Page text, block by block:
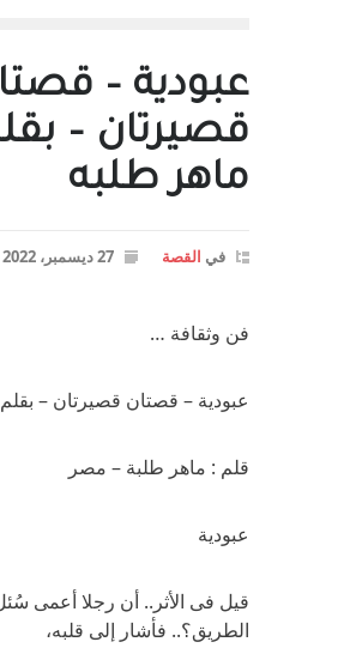
عبودية –
قصيرتان –
ماهر طلبه
في القصة 27 ديسمبر، 2022
فن وثقافة …
عبودية – قصتان قصيرتان –
قلم : ماهر طلبة – مصر
عبودية
قيل فى الأثر.. أن رجلا أعمى
الطريق؟.. فأشار إلى قلبه،